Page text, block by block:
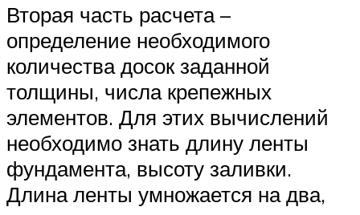
Вторая часть расчета –
определение необходимого
количества досок заданной
толщины, числа крепежных
элементов. Для этих вычислений
необходимо знать длину ленты
фундамента, высоту заливки.
Длина ленты умножается на два,